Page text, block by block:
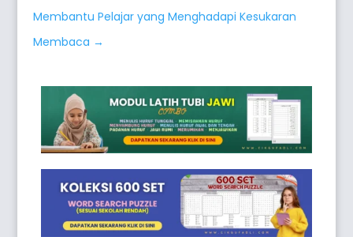
Membantu Pelajar yang Menghadapi Kesukaran
Membaca →